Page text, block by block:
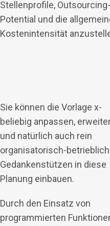
Stellenprofile, Outsourcing-
Potential und die
Kostenintensität
Sie können die Vorlage x-
beliebig anpassen,
und natürlich auch rein
organisatorisch-
Gedankenstützen in diese
Planung einbauen.
Durch den Einsatz von
programmierten